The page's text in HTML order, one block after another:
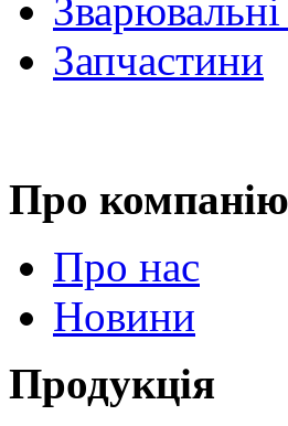
Запчастини
Про компанію
Про нас
Новини
Продукція